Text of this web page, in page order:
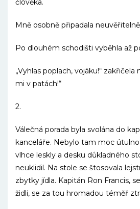
člověka.
Mně osobně připadala
Po dlouhém schodišti vyběhla až
„Vyhlas poplach, vojáku!“ zakřičela
mi v patách!“
2.
Válečná porada byla svolána do
kanceláře. Nebylo tam moc
vlhce leskly a desku důkladného
neuklidil. Na stole se štosovala
zbytky jídla. Kapitán Ron Francis,
židli, se za tou hromadou téměř